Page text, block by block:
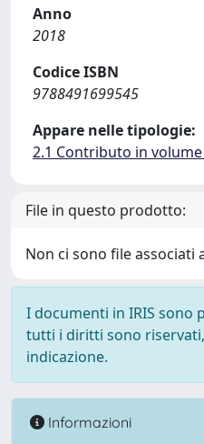
Anno
2018
Codice ISBN
9788491699545
Appare nelle tipologie:
2.1 Contributo in
File in questo prodotto:
Non ci sono file associati
I documenti in IRIS sono
tutti i diritti sono
indicazione.
Informazioni